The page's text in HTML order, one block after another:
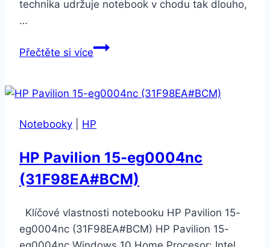
technika udržuje notebook v chodu tak dlouho,
…
Přečtěte si víceLenovo
15IKB
Notebooky
HP
HP Pavilion 15-eg0004nc
(31F98EA#BCM)
Klíčové vlastnosti notebooku HP Pavilion 15-
eg0004nc (31F98EA#BCM) HP Pavilion 15-